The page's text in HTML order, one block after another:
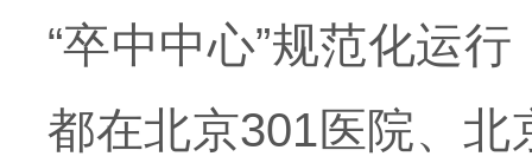
“卒中中心”规范化运
都在北京301医院、